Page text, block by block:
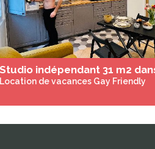
Location de vacances Gay Friendly